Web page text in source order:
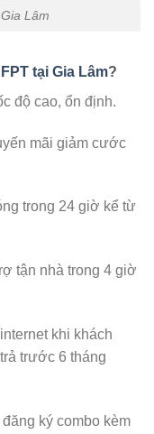
Lâm
tại Gia Lâm?
độ cao, ổn định.
mãi giảm cước
trong 24 giờ kể từ
tận nhà trong 4 giờ
khi khách
trước 6 tháng
ký combo kèm